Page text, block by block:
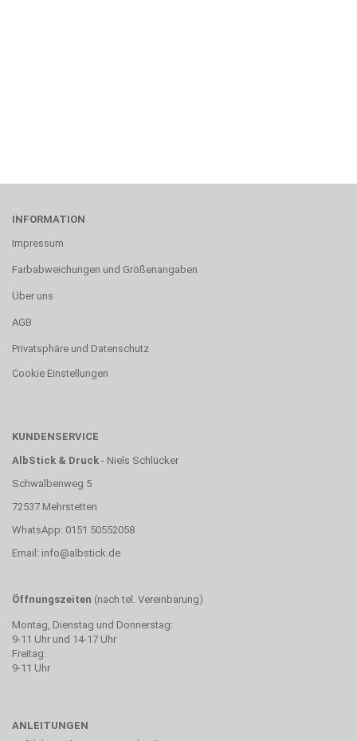
INFORMATION
Impressum
Farbabweichungen und Größenangaben
Über uns
AGB
Privatsphäre und Datenschutz
Cookie Einstellungen
KUNDENSERVICE
AlbStick & Druck - Niels Schlücker
Schwalbenweg 5
72537 Mehrstetten
WhatsApp: 0151 50552058
Email: info@albstick.de
Öffnungszeiten (nach tel. Vereinbarung)
Montag, Dienstag und Donnerstag:
9-11 Uhr und 14-17 Uhr
Freitag:
9-11 Uhr
ANLEITUNGEN